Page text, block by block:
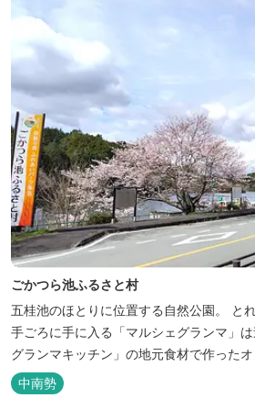
ごかつら池ふるさと村
五桂池のほとりに位置する自然公園。 と
手ごろに手に入る「マルシェグランマ」
グランマキッチン」の地元食材で作った
バーベキューも楽しめます。食材と必要な
「手ぶらバーベキューセット」も人気です
中南勢